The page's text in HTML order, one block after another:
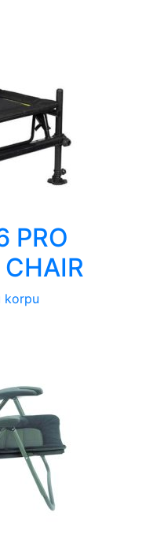
PRO
korpu